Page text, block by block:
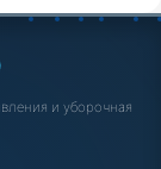
и уборочная